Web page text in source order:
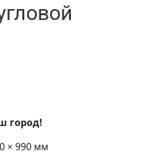
город!
× 990 мм